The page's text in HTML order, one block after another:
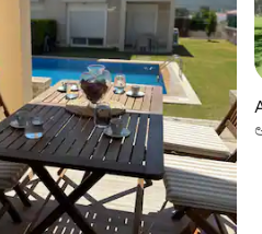
100 ವಿಮರ್ಶೆಗಳು